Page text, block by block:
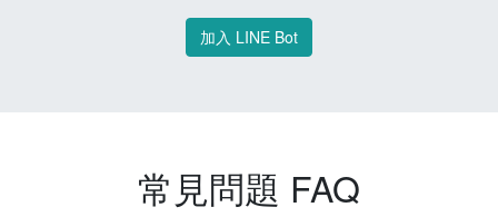
加入 LINE Bot
常見問題 FAQ